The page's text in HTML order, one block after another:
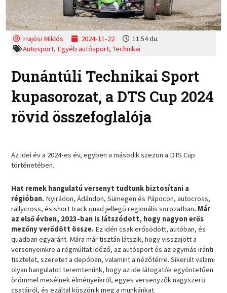
Hajósi Miklós 2024-11-22
11:54 du.
Autosport, Egyéb autósport,Technikai
Dunántúli Technikai Sport
kupasorozat, a DTS Cup 2024
rövid összefoglalója
Az idei év a 2024-es év, egyben a második szezon a DTS Cup
történetében.
Hat remek hangulatú versenyt tudtunk biztosítani a
régióban. Nyirádon, Ádándon, Sümegen és Pápocon, autocross,
rallycross, és short track quad jellegű regionális sorozatban. Már
az első évben, 2023-ban is látszódott, hogy nagyon erős
mezőny verődött össze. Ez idén csak erősödött, autóban, és
quadban egyaránt. Mára már tisztán látszik, hogy visszajött a
versenyeinkre a régmúltat idéző, az autósport és az egymás iránti
tisztelet, szeretet a depóban, valamint a nézőtérre. Sikerült valami
olyan hangulatot teremtenünk, hogy az ide látogatók egyöntetűen
örömmel mesélnek élményeikről, egyes versenyzők nagyszerű
csatáiról, és ezáltal köszönik meg a munkánkat.